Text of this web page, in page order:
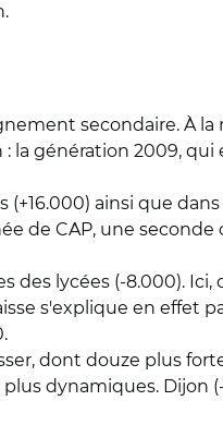
secondaire. À la
: la génération 2009,
ainsi que
de CAP, une
des lycées (-8.000).
s'explique en effet
dont douze plus
dynamiques. Dijon